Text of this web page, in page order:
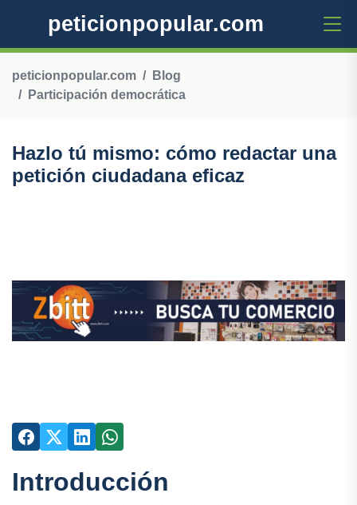
peticionpopular.com
peticionpopular.com
Blog
Participación democrática
Hazlo tú mismo: cómo redactar una
petición ciudadana eficaz
Introducción